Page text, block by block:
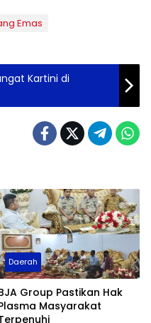
Emas
Kartini di
Daerah
Group Pastikan Hak
Masyarakat